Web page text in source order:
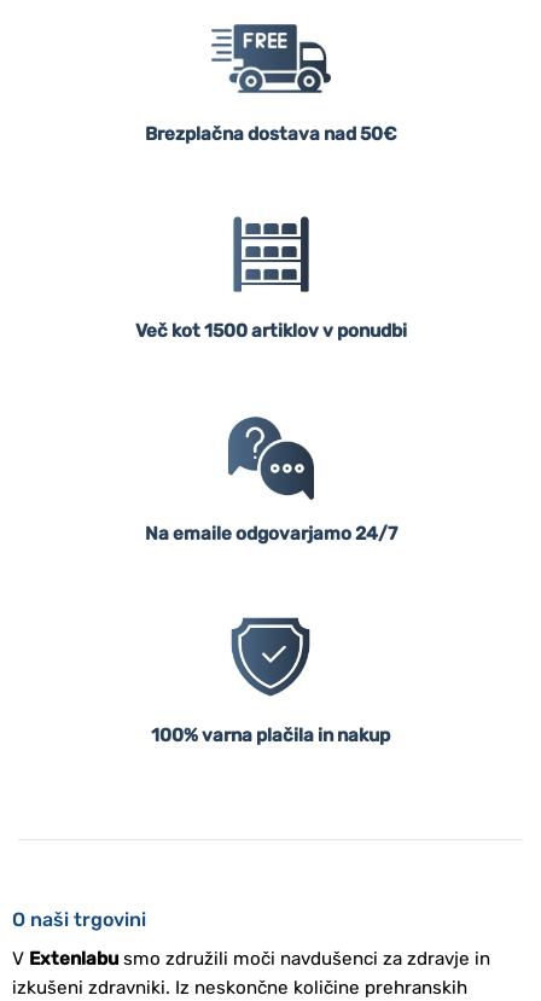
Brezplačna dostava nad 50€
Več kot 1500 artiklov v ponudbi
Na emaile odgovarjamo 24/7
100% varna plačila in nakup
O naši trgovini
V Extenlabusmo združili moči navdušenci za zdravje in
izkušeni zdravniki. Iz neskončne količine prehranskih